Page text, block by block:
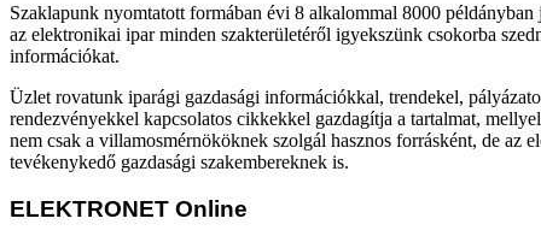
Szaklapunk nyomtatott formában évi 8 alkalommal 8000
az elektronikai ipar minden szakterületéről igyekszünk csokorba
információkat.
Üzlet rovatunk iparági gazdasági információkkal, trendekel,
rendezvényekkel kapcsolatos cikkekkel gazdagítja a tartalmat,
nem csak a villamosmérnököknek szolgál hasznos forrásként, de az
tevékenykedő gazdasági szakembereknek is.
ELEKTRONET Online